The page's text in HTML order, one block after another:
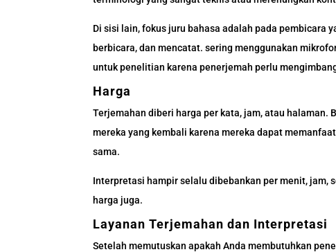
Di sisi lain, fokus juru bahasa adalah pada pembicara
berbicara, dan mencatat. sering menggunakan
untuk penelitian karena penerjemah perlu
Harga
Terjemahan diberi harga per kata, jam, atau halaman.
mereka yang kembali karena mereka dapat
sama.
Interpretasi hampir selalu dibebankan per menit, jam,
harga juga.
Layanan Terjemahan dan Interpretasi
Setelah memutuskan apakah Anda membutuhkan